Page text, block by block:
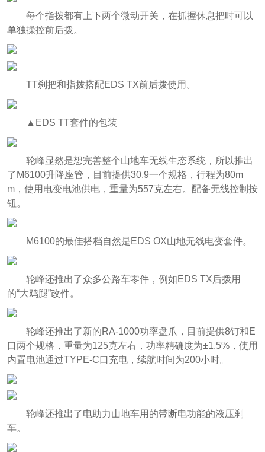
每个指拨都有上下两个微动开关，在抓握休息把时可以
单独操控前后拨。
TT刹把和指拨搭配EDS TX前后拨使用。
▲EDS TT套件的包装
轮峰显然是想完善整个山地车无线生态系统，所以推出
了M6100升降座管，目前提供30.9一个规格，行程为80m
m，使用电变电池供电，重量为557克左右。配备无线控制按
钮。
M6100的最佳搭档自然是EDS OX山地无线电变套件。
轮峰还推出了众多公路车零件，例如EDS TX后拨用
的“大鸡腿”改件。
轮峰还推出了新的RA-1000功率盘爪，目前提供8钉和E
口两个规格，重量为125克左右，功率精确度为±1.5%，使用
内置电池通过TYPE-C口充电，续航时间为200小时。
轮峰还推出了电助力山地车用的带断电功能的液压刹
车。